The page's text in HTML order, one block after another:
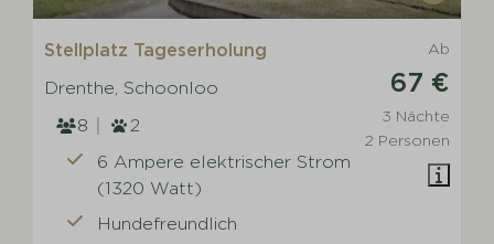
Ab
67 €
3 Nächte
2 Personen
Stellplatz Tageserholung
Drenthe, Schoonloo
8
2
6 Ampere elektrischer Strom
(1320 Watt)
Hundefreundlich